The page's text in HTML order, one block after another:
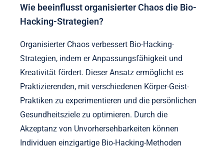
Wie beeinflusst organisierter Chaos die Bio-
Hacking-Strategien?
Organisierter Chaos verbessert Bio-Hacking-
Strategien, indem er Anpassungsfähigkeit und
Kreativität fördert. Dieser Ansatz ermöglicht es
Praktizierenden, mit verschiedenen Körper-Geist-
Praktiken zu experimentieren und die persönlichen
Gesundheitsziele zu optimieren. Durch die
Akzeptanz von Unvorhersehbarkeiten können
Individuen einzigartige Bio-Hacking-Methoden